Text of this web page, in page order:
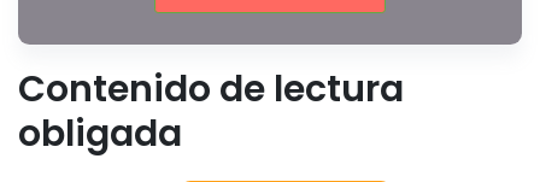
Contenido de lectura
obligada